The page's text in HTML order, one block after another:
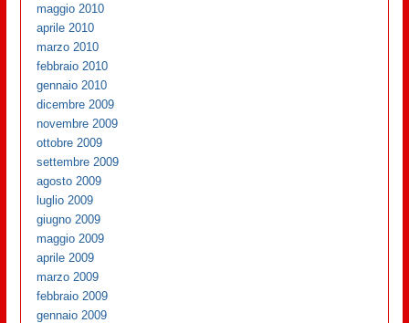
maggio 2010
aprile 2010
marzo 2010
febbraio 2010
gennaio 2010
dicembre 2009
novembre 2009
ottobre 2009
settembre 2009
agosto 2009
luglio 2009
giugno 2009
maggio 2009
aprile 2009
marzo 2009
febbraio 2009
gennaio 2009